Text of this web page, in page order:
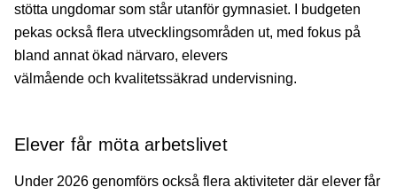
stötta ungdomar som står utanför gymnasiet. I budgeten
pekas också flera utvecklingsområden ut, med fokus på
bland annat ökad närvaro, elevers
välmående och kvalitetssäkrad undervisning.
Elever får möta arbetslivet
Under 2026 genomförs också flera aktiviteter där elever får